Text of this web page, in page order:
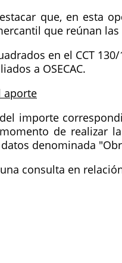
que, en esta
que reúnan
en el CCT 130/
a OSECAC.
aporte
importe
momento de realizar
denominada
consulta en